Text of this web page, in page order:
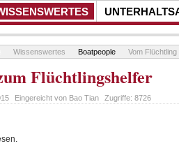
Wissenswertes Boatpeople Vom
Flüchtlingshelfer
Eingereicht von Bao Tian Zugriffe: 8726